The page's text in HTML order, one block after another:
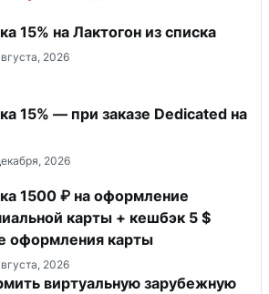
15% на Лактогон из списка
2026
15% — при заказе Dedicated на
2026
1500 ₽ на оформление
карты + кешбэк 5 $
оформления карты
2026
виртуальную зарубежную